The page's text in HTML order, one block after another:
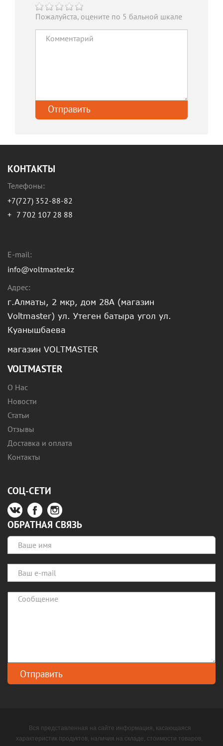
Пожалуйста, оцените по 5 бальной шкале
КОНТАКТЫ
Телефоны:
+7(727) 352-88-82
+ 7 702 107 28 88
E-mail:
info@voltmaster.kz
Адрес:
г.Алматы, 2 мкр, дом 28А (магазин
Voltmaster) ул. Утеген батыра угол ул.
Куанышбаева
магазин VOLTMASTER
VOLTMASTER
О Нас
Новости
Статьи
Отзывы
Доставка и оплата
Контакты
СОЦ-СЕТИ
ОБРАТНАЯ СВЯЗЬ
Вся представленная на сайте информация, касающаяся
характеристик продуктов, наличия на складе, стоимости товаров,